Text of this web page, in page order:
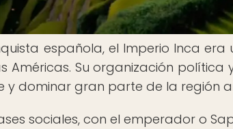
española, el Imperio Inca era
Américas. Su organización política
y dominar gran parte de la región
sociales, con el emperador o